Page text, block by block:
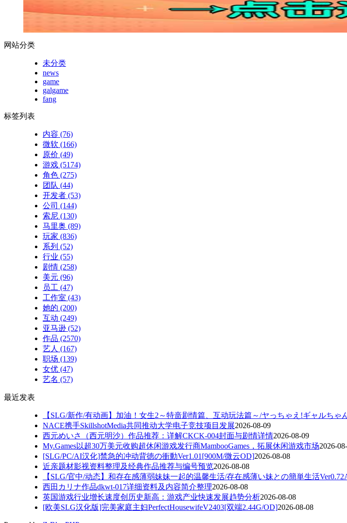
网站分类
未分类
news
game
galgame
fang
标签列表
内容 (76)
微软 (166)
原价 (49)
游戏 (5174)
角色 (275)
团队 (44)
开发者 (53)
公司 (144)
索尼 (130)
马里奥 (89)
玩家 (836)
系列 (52)
行业 (55)
剧情 (258)
美元 (96)
员工 (47)
工作室 (43)
她的 (200)
互动 (249)
亚马逊 (52)
作品 (2570)
艺人 (167)
职场 (139)
女优 (47)
艺名 (57)
最近发表
【SLG/新作/有动画】加油！女生2～特啬剧情篇、互动玩法篇～/ヤっちゃえ!ギャルちゃ
NACE携手SkillshotMedia共同推动大学电子竞技项目发展2026-08-09
西元めいさ（西元明沙）作品推荐：详解CKCK-004封面与剧情详情2026-08-09
My.Games以超30万美元收购超休闲游戏发行商MambooGames，拓展休闲游戏市场2026-
[SLG/PC/AI汉化]禁急的冲动背徳の衝動Ver1.01[900M/微云OD]2026-08-08
近亲题材影视资料整理及经典作品推荐与编号预览2026-08-08
【SLG/官中/动态】和存在感薄弱妹妹一起的温馨生活/存在感薄い妹との簡単生活
西田カリナ作品dkwt-017详细资料及内容简介整理2026-08-08
英国游戏行业增长速度创历史新高：游戏产业快速发展趋势分析2026-08-08
[欧美SLG汉化版]完美家庭主妇PerfectHousewifeV2403[双端2.44G/OD]2026-08-08